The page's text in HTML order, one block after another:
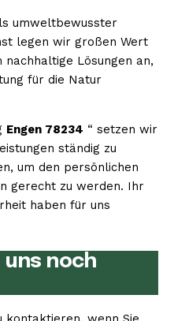
umweltbewusster
legen wir großen Wert
Lösungen an,
für die Natur
Engen 78234 “ setzen wir
ständig zu
um den persönlichen
gerecht zu werden. Ihr
haben für uns
uns noch